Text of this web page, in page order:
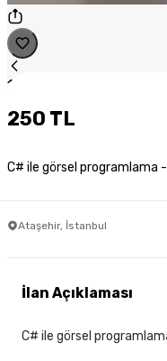
1
250 TL
C# ile görsel programlama
Ataşehir, İstanbul
İlan Açıklaması
C# ile görsel